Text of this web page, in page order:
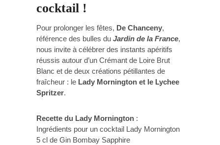
cocktail !
Pour prolonger les fêtes, De Chanceny,
référence des bulles du Jardin de la France,
nous invite à célébrer des instants apéritifs
réussis autour d’un Crémant de Loire Brut
Blanc et de deux créations pétillantes de
fraîcheur : le Lady Mornington et le Lychee
Spritzer.
Recette du Lady Mornington :
Ingrédients pour un cocktail Lady Mornington
5 cl de Gin Bombay Sapphire